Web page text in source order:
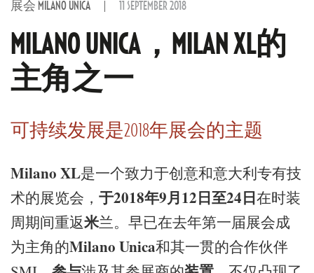
展会 MILANO UNICA 11 SEPTEMBER 2018
MILANO UNICA，MILAN XL的
主角之一
可持续发展是2018年展会的主题
Milano XL是一个致力于创意和意大利专有技
术的展览会， 于2018年9月12日至24日在时装
周期间重返米兰。早已在去年第一届展会成
为主角的Milano Unica和其一贯的合作伙伴